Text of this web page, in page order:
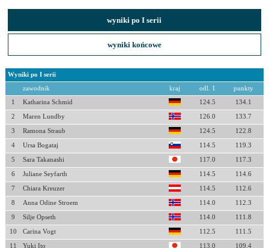
wyniki po I serii
wyniki końcowe
Wyniki po I serii
zawodnik kraj odl. 1 punkty
1 Katharina Schmid 124.5 134.1
2 Maren Lundby 126.0 133.7
3 Ramona Straub 124.5 122.8
4 Ursa Bogataj 114.5 119.3
5 Sara Takanashi 117.0 117.3
6 Juliane Seyfarth 114.5 114.6
7 Chiara Kreuzer 114.5 112.6
8 Anna Odine Stroem 114.0 112.3
9 Silje Opseth 114.0 111.8
10 Carina Vogt 112.5 111.5
11 Yuki Ito 113.0 109.4